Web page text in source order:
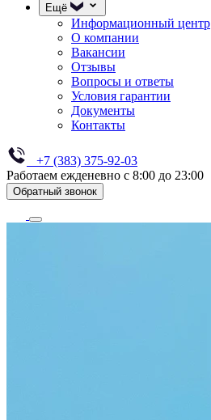
Ещё
Информационный центр
О компании
Вакансии
Отзывы
Вопросы и ответы
Условия гарантии
Документы
Контакты
+7 (383) 375-92-03
Работаем ежденевно с 8:00 до 23:00
Обратный звонок